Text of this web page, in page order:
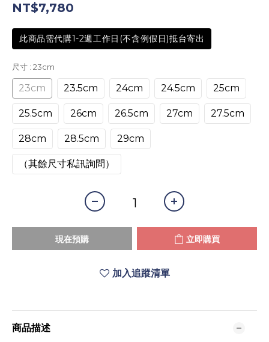
NT$7,780
此商品需代購1-2週工作日(不含例假日)抵台寄出
尺寸 : 23cm
23cm 23.5cm 24cm 24.5cm 25cm
25.5cm 26cm 26.5cm 27cm 27.5cm
28cm 28.5cm 29cm
（其餘尺寸私訊詢問）
現在預購 立即購買
加入追蹤清單
商品描述